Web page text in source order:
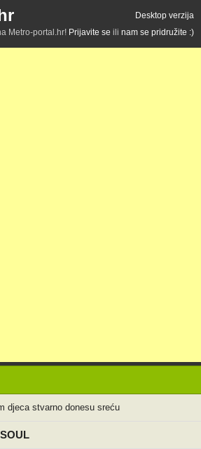
Desktop verzija
Metro-portal.hr! Prijavite se ili nam se pridružite :)
djeca stvarno donesu sreću